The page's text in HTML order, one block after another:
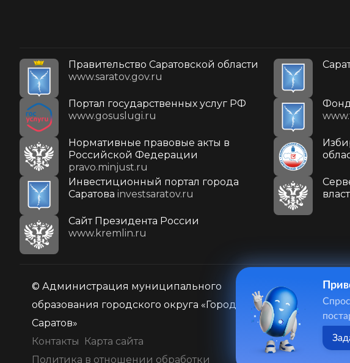
Правительство Саратовской области
www.saratov.gov.ru
Портал государственных услуг РФ
www.gosuslugi.ru
Фонд
Нормативные правовые акты в
Российской Федерации
pravo.minjust.ru
Инвестиционный портал города
Саратова investsaratov.ru
Cайт Президента России
www.kremlin.ru
© Администрация муниципального
образования городского округа «Город
Саратов»
Контакты
Карта сайта
Политика в отношении обработки
410031, г.